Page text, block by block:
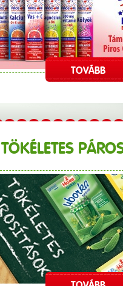
TOVÁBB
TÖKÉLETES